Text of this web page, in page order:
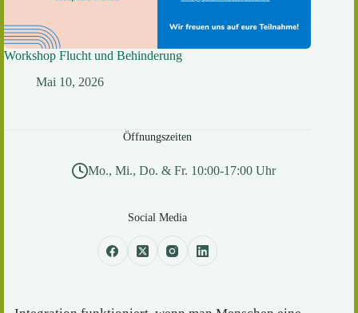
Workshop Flucht und Behinderung
Mai 10, 2026
Öffnungszeiten
Mo., Mi., Do. & Fr. 10:00-17:00 Uhr
Social Media